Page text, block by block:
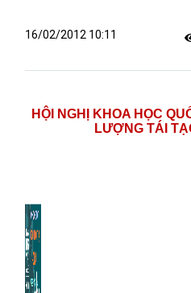
16/02/2012 10:11
HỘI NGHỊ KHOA HỌC
LƯỢNG TÁI